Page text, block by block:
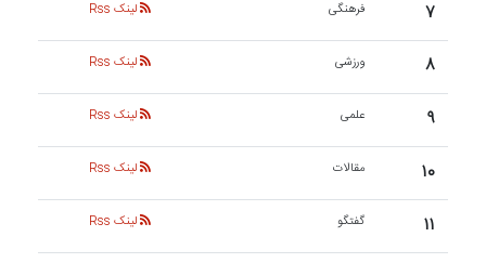
۷ فرهنگی لینک Rss
۸ ورزشی لینک Rss
۹ علمی لینک Rss
۱۰ مقالات لینک Rss
۱۱ گفتگو لینک Rss